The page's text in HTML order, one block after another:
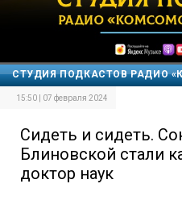
СТУДИЯ ПОДКАСТОВ РАДИО
15:50 | 07 февраля 2024
Сидеть и сидеть.
Блиновской стали
доктор наук